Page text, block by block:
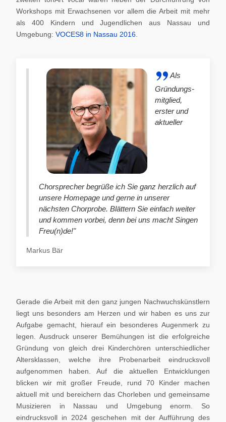
Workshops mit Erwachsenen vor allem die Arbeit mit mehr
als 400 Kindern und Jugendlichen aus Nassau und
Umgebung: VOCES8 in Nassau 2016
Als
Gründungs-
mitglied,
erster und
aktueller
Chorsprecher begrüße ich Sie ganz herzlich auf
unsere Homepage und gerne in unserer
nächsten Chorprobe. Blättern Sie einfach weiter
und kommen vorbei, denn bei uns macht Singen
Freu(n)de!"
Markus Bär
Gerade die Arbeit mit den ganz jungen Nachwuchskünstlern
liegt uns besonders am Herzen und wir haben es uns zur
Aufgabe gemacht, hierauf ein besonderes Augenmerk zu
legen. Ausdruck unserer Bemühungen ist die erfolgreiche
Gründung von gleich drei Kinderchören unterschiedlicher
Altersklassen, welche ihre Probenarbeit eindrucksvoll
aufgenommen haben. Auf die aktuellen Entwicklungen
blicken wir mit großer Freude, rund 70 Kinder machen
aktuell mit und bereichern das Chorleben und gemeinsame
Musizieren in Nassau und Umgebung enorm. So
eindrucksvoll in 2024 geschehen mit der Aufführung des